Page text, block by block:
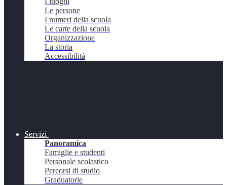
Le persone
I numeri della scuola
Le carte della scuola
Organizzazione
La storia
Accessibilità
Servizi
Panoramica
Famiglie e studenti
Personale scolastico
Percorsi di studio
Graduatorie